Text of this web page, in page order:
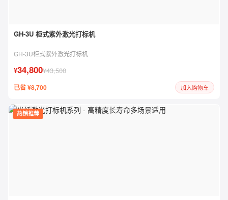
GH-3U 柜式紫外激光打标机
GH-3U柜式紫外激光打标机
¥34,800¥43,500
已省 ¥8,700 加入购物车
热销推荐